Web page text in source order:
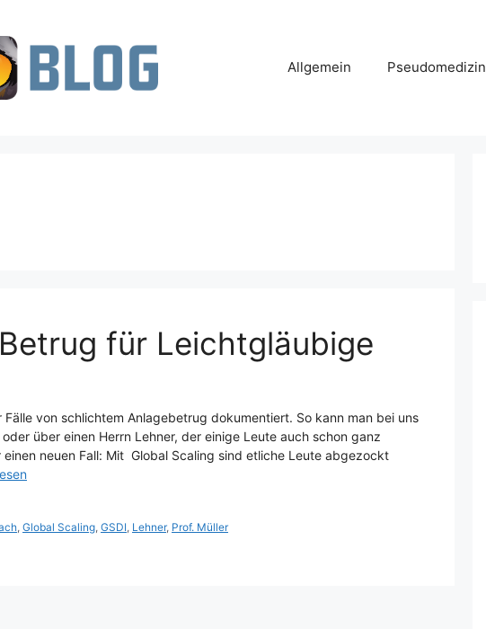
Allgemein Pseudomedizin
für Leichtgläubige
von schlichtem Anlagebetrug dokumentiert. So kann man bei uns
über einen Herrn Lehner, der einige Leute auch schon ganz
neuen Fall: Mit Global Scaling sind etliche Leute abgezockt
,Global Scaling,GSDI, Lehner, Prof. Müller